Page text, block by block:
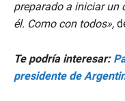
preparado a iniciar un
él. Como con todos»,
Te podría interesar:
presidente de